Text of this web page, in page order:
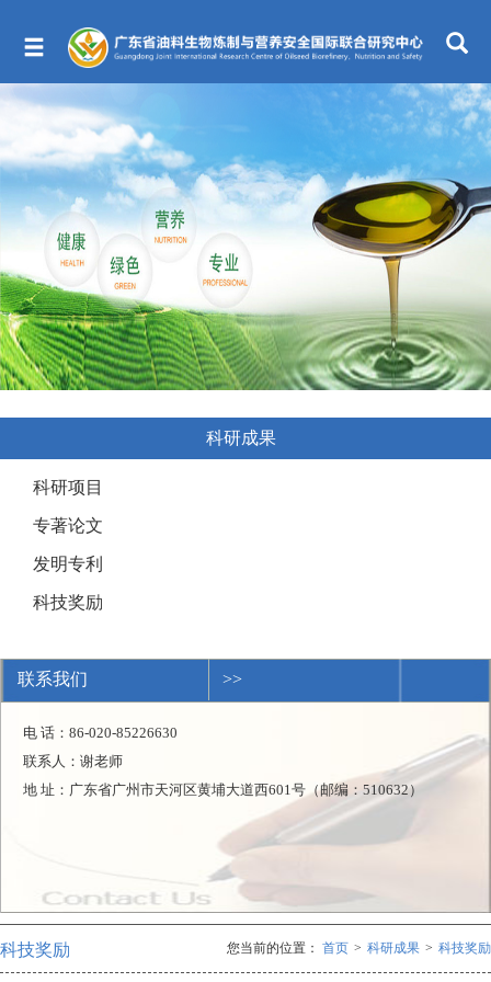
科研成果
科研项目
专著论文
发明专利
科技奖励
联系我们 >>
电 话：86-020-85226630
联系人：谢老师
地 址：广东省广州市天河区黄埔大道西601号（邮编：510632）
科技奖励 您当前的位置： 首页 > 科研成果 > 科技奖励